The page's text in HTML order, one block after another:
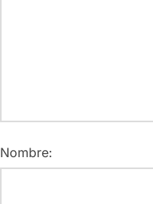
Nombre: